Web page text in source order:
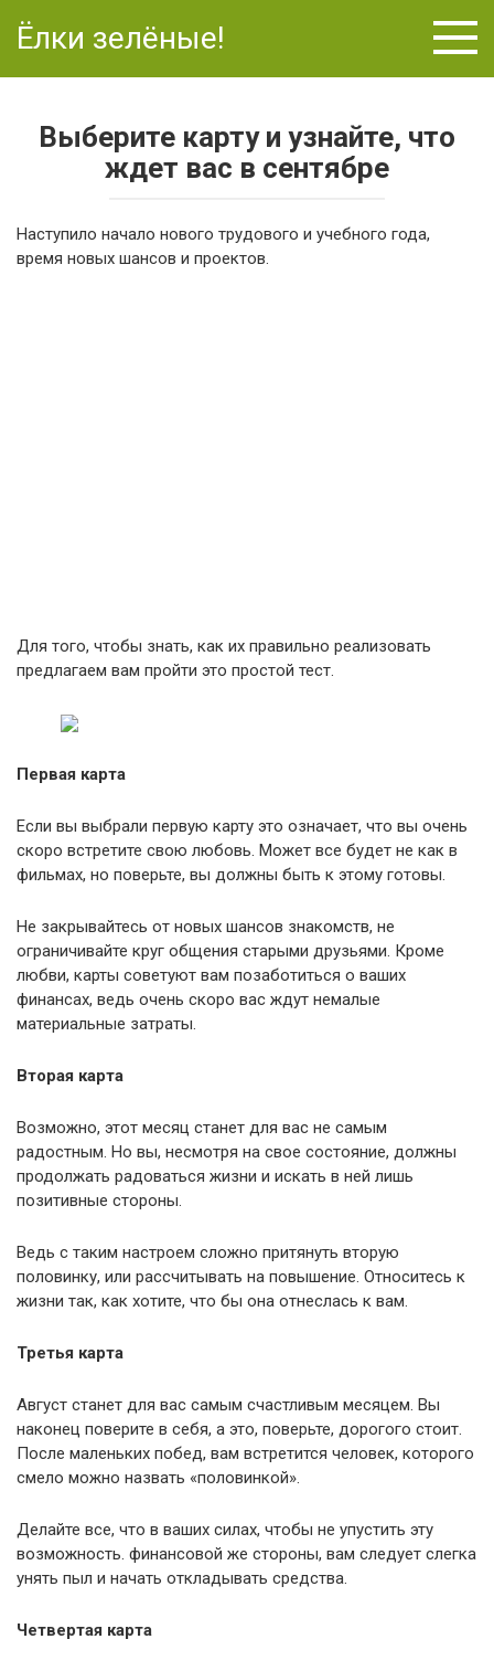
Ёлки зелёные!
Выберите карту и узнайте, что
ждет вас в сентябре
Наступило начало нового трудового и учебного года,
время новых шансов и проектов.
Для того, чтобы знать, как их правильно реализовать
предлагаем вам пройти это простой тест.
Первая карта
Если вы выбрали первую карту это означает, что вы очень
скоро встретите свою любовь. Может все будет не как в
фильмах, но поверьте, вы должны быть к этому готовы.
Не закрывайтесь от новых шансов знакомств, не
ограничивайте круг общения старыми друзьями. Кроме
любви, карты советуют вам позаботиться о ваших
финансах, ведь очень скоро вас ждут немалые
материальные затраты.
Вторая карта
Возможно, этот месяц станет для вас не самым
радостным. Но вы, несмотря на свое состояние, должны
продолжать радоваться жизни и искать в ней лишь
позитивные стороны.
Ведь с таким настроем сложно притянуть вторую
половинку, или рассчитывать на повышение. Относитесь к
жизни так, как хотите, что бы она отнеслась к вам.
Третья карта
Август станет для вас самым счастливым месяцем. Вы
наконец поверите в себя, а это, поверьте, дорогого стоит.
После маленьких побед, вам встретится человек, которого
смело можно назвать «половинкой».
Делайте все, что в ваших силах, чтобы не упустить эту
возможность. финансовой же стороны, вам следует слегка
унять пыл и начать откладывать средства.
Четвертая карта